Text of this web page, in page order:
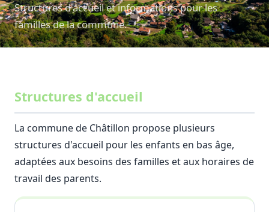
Structures d'accueil et informations pour les
familles de la commune.
Structures d'accueil
La commune de Châtillon propose plusieurs
structures d'accueil pour les enfants en bas âge,
adaptées aux besoins des familles et aux horaires de
travail des parents.